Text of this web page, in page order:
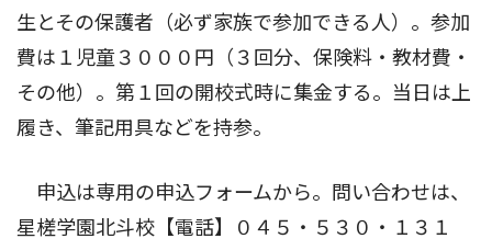
生とその保護者（必ず家族で参加できる人）。参加
費は１児童３０００円（３回分、保険料・教材費・
その他）。第１回の開校式時に集金する。当日は上
履き、筆記用具などを持参。
申込は専用の申込フォームから。問い合わせは、
星槎学園北斗校【電話】０４５・５３０・１３１